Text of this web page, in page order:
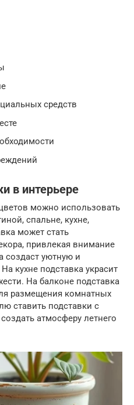
средств
в интерьере
можно использовать
спальне, кухне,
может стать
привлекая внимание
создаст уютную и
кухне подставка украсит
На балконе подставка
размещения комнатных
ставить подставки с
атмосферу летнего